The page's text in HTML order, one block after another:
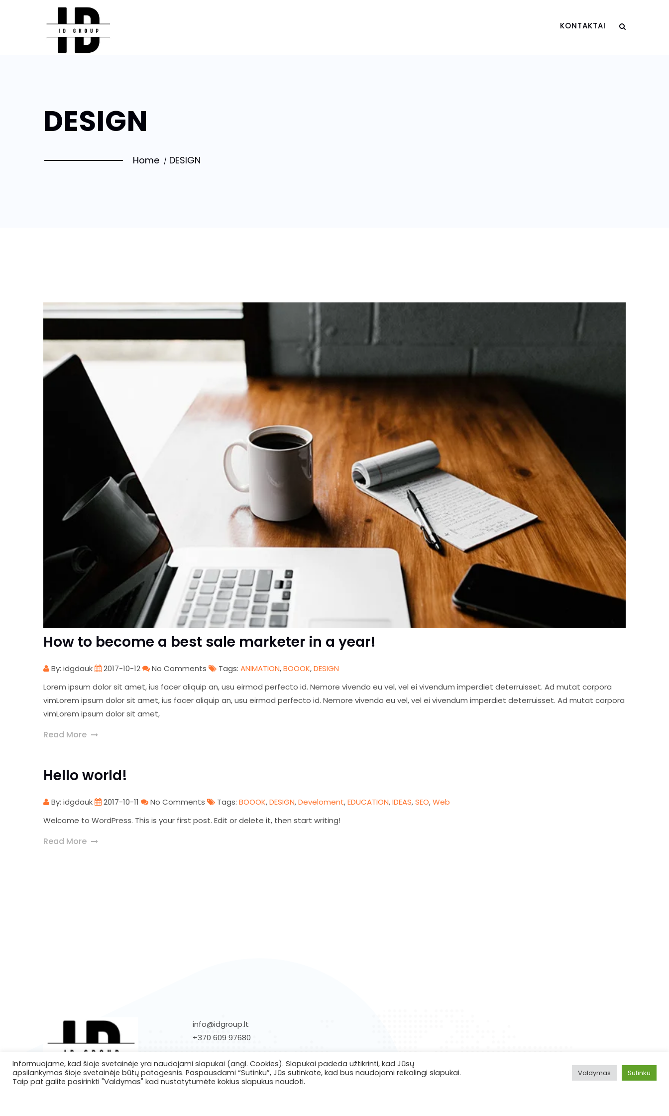
KONTAKTAI
DESIGN
Home DESIGN
How to become a best sale marketer in a year!
By: idgdauk 2017-10-12 No Comments Tags: ANIMATION,BOOOK,DESIGN
Lorem ipsum dolor sit amet, ius facer aliquip an, usu eirmod perfecto id. Nemore vivendo eu vel, vel ei vivendum imperdiet deterruisset. Ad mutat corpora
vimLorem ipsum dolor sit amet, ius facer aliquip an, usu eirmod perfecto id. Nemore vivendo eu vel, vel ei vivendum imperdiet deterruisset. Ad mutat corpora
vimLorem ipsum dolor sit amet,
Read More
Hello world!
By: idgdauk 2017-10-11 No Comments Tags: BOOOK,DESIGN,Develoment,EDUCATION,IDEAS,SEO,Web
Welcome to WordPress. This is your first post. Edit or delete it, then start writing!
Read More
info@idgroup.lt
+370 609 97680
Informuojame, kad šioje svetainėje yra naudojami slapukai (angl. Cookies). Slapukai padeda užtikrinti, kad Jūsų
apsilankymas šioje svetainėje būtų patogesnis. Paspausdami “Sutinku”, Jūs sutinkate, kad bus naudojami reikalingi slapukai.
Taip pat galite pasirinkti "Valdymas" kad nustatytumėte kokius slapukus naudoti.
Valdymas Sutinku